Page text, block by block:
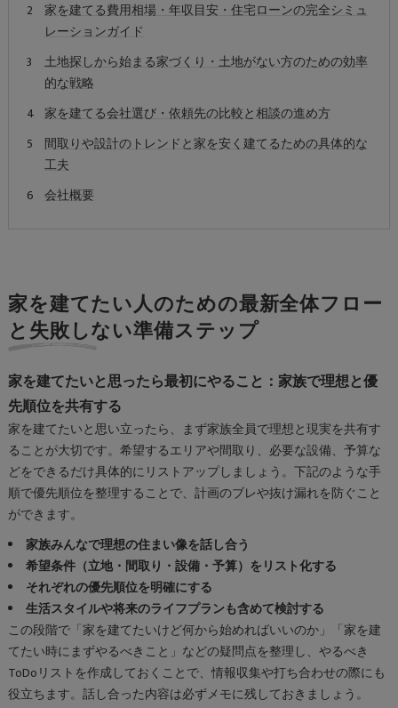
家を建てる費用相場・年収目安・住宅ローンの完全シミュ
レーションガイド
土地探しから始まる家づくり・土地がない方のための効率
的な戦略
家を建てる会社選び・依頼先の比較と相談の進め方
間取りや設計のトレンドと家を安く建てるための具体的な
工夫
会社概要
家を建てたい人のための最新全体フロー
と失敗しない準備ステップ
家を建てたいと思ったら最初にやること：家族で理想と優
先順位を共有する
家を建てたいと思い立ったら、まず家族全員で理想と現実を共有す
ることが大切です。希望するエリアや間取り、必要な設備、予算な
どをできるだけ具体的にリストアップしましょう。下記のような手
順で優先順位を整理することで、計画のブレや抜け漏れを防ぐこと
ができます。
家族みんなで理想の住まい像を話し合う
希望条件（立地・間取り・設備・予算）をリスト化する
それぞれの優先順位を明確にする
生活スタイルや将来のライフプランも含めて検討する
この段階で「家を建てたいけど何から始めればいいのか」「家を建
てたい時にまずやるべきこと」などの疑問点を整理し、やるべき
ToDoリストを作成しておくことで、情報収集や打ち合わせの際にも
役立ちます。話し合った内容は必ずメモに残しておきましょう。